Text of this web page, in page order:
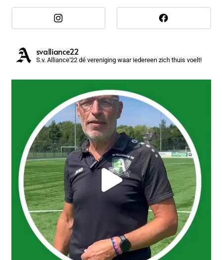
svalliance22
S.v. Alliance'22 dé vereniging waar iedereen zich thuis voelt!